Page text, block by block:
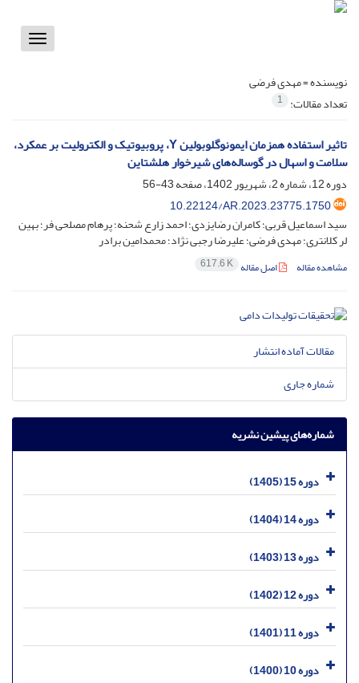
Toggle
نویسنده =مهدی فرضی
تعداد مقالات: 1
تاثیر استفاده همزمان ایمونوگلوبولین Y، پروبیوتیک و الکترولیت بر عمکرد،
سلامت و اسهال در گوساله‌های شیرخوار هلشتاین
دوره 12، شماره 2، شهریور 1402، صفحه
43-56
10.22124/AR.2023.23775.1750
سید اسماعیل قربی؛ کامران رضایزدی؛ احمد زارع شحنه؛ پرهام مصلحی فر؛ بهین
لر کلانتری؛ مهدی فرضی؛ علیرضا رجبی نژاد؛ محمدامین برادر
مشاهده مقاله اصل مقاله 617.6 K
مقالات آماده انتشار
شماره جاری
شماره‌های پیشین نشریه
دوره 15 (1405)
دوره 14 (1404)
دوره 13 (1403)
دوره 12 (1402)
دوره 11 (1401)
دوره 10 (1400)